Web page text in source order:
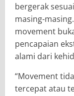
bergerak
masing-
movement
pencapaian
alami dari
“Movement
tercepat atau